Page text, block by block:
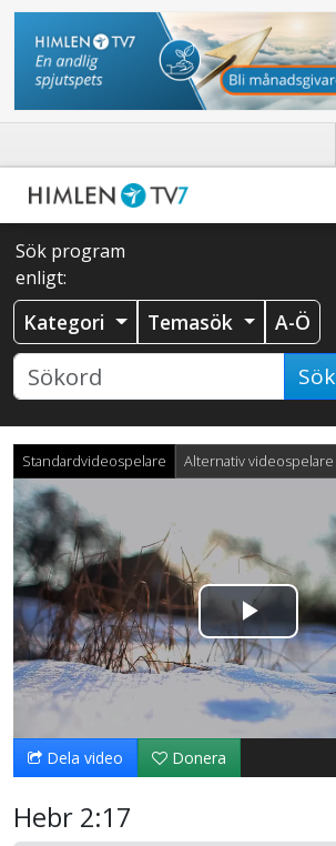
Sök program
enligt:
Kategori Temasök A-Ö
Sök
Standardvideospelare Alternativ videospelare
Spela
upp
video
Dela video Donera
Hebr 2:17